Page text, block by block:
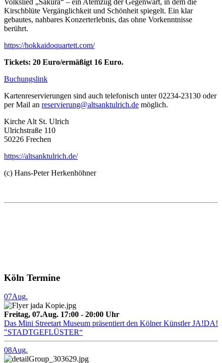
Kirschblüte Vergänglichkeit und Schönheit spiegelt. Ein klar
gebautes, nahbares Konzerterlebnis, das ohne Vorkenntnisse
berührt.
https://hokkaidoquartett.com/
Tickets: 20 Euro/ermäßigt 16 Euro.
Buchungslink
Kartenreservierungen sind auch telefonisch unter 02234-23130 oder
per Mail an reservierung@altsanktulrich.de möglich.
Kirche Alt St. Ulrich
Ulrichstraße 110
50226 Frechen
https://altsanktulrich.de/
(c) Hans-Peter Herkenhöhner
Köln Termine
07Aug.
Freitag, 07.Aug. 17:00 - 20:00 Uhr
Das Mini Streetart Museum präsentiert den Kölner Künstler JA!DA!
"STADTGEFLÜSTER“
08Aug.